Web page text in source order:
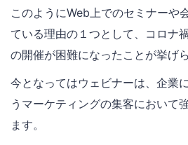
このようにWeb上でのセミナーや
ている理由の１つとして、コロナ
の開催が困難になったことが挙げら
今となってはウェビナーは、企業
うマーケティングの集客において
ます。